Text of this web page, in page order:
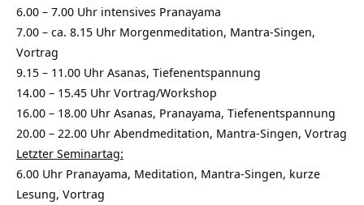
6.00 – 7.00 Uhr intensives Pranayama
7.00 – ca. 8.15 Uhr Morgenmeditation, Mantra-Singen,
Vortrag
9.15 – 11.00 Uhr Asanas, Tiefenentspannung
14.00 – 15.45 Uhr Vortrag/Workshop
16.00 – 18.00 Uhr Asanas, Pranayama, Tiefenentspannung
20.00 – 22.00 Uhr Abendmeditation, Mantra-Singen, Vortrag
Letzter Seminartag:
6.00 Uhr Pranayama, Meditation, Mantra-Singen, kurze
Lesung, Vortrag